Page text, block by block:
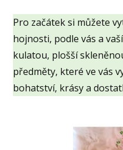
Pro začátek si můžete
hojnosti, podle vás a
kulatou, plošší
předměty, které ve vás
bohatství, krásy a